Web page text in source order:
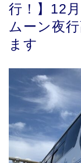
行！】12
ムーン夜
ます